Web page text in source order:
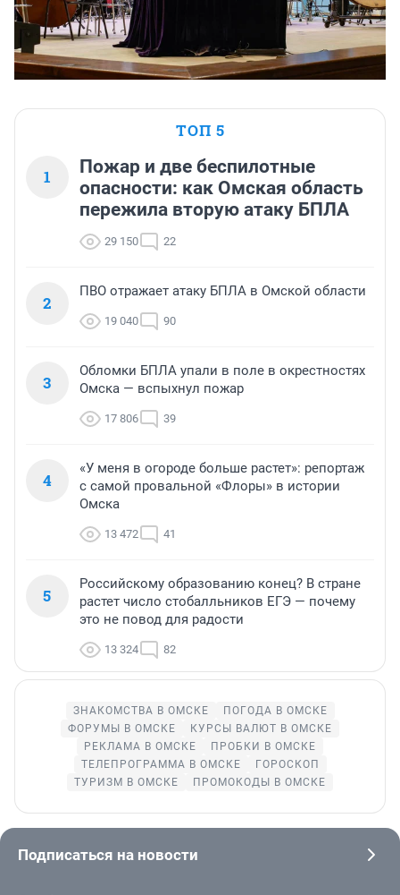
ТОП 5
1
Пожар и две беспилотные
опасности: как Омская область
пережила вторую атаку БПЛА
29 150 22
2
ПВО отражает атаку БПЛА в Омской области
19 040 90
3
Обломки БПЛА упали в поле в окрестностях
Омска — вспыхнул пожар
17 806 39
4
«У меня в огороде больше растет»: репортаж
с самой провальной «Флоры» в истории
Омска
13 472 41
5
Российскому образованию конец? В стране
растет число стобалльников ЕГЭ — почему
это не повод для радости
13 324 82
ЗНАКОМСТВА В ОМСКЕ
ПОГОДА В ОМСКЕ
ФОРУМЫ В ОМСКЕ
КУРСЫ ВАЛЮТ В ОМСКЕ
РЕКЛАМА В ОМСКЕ
ПРОБКИ В ОМСКЕ
ТЕЛЕПРОГРАММА В ОМСКЕ
ГОРОСКОП
ТУРИЗМ В ОМСКЕ
ПРОМОКОДЫ В ОМСКЕ
Подписаться на новости